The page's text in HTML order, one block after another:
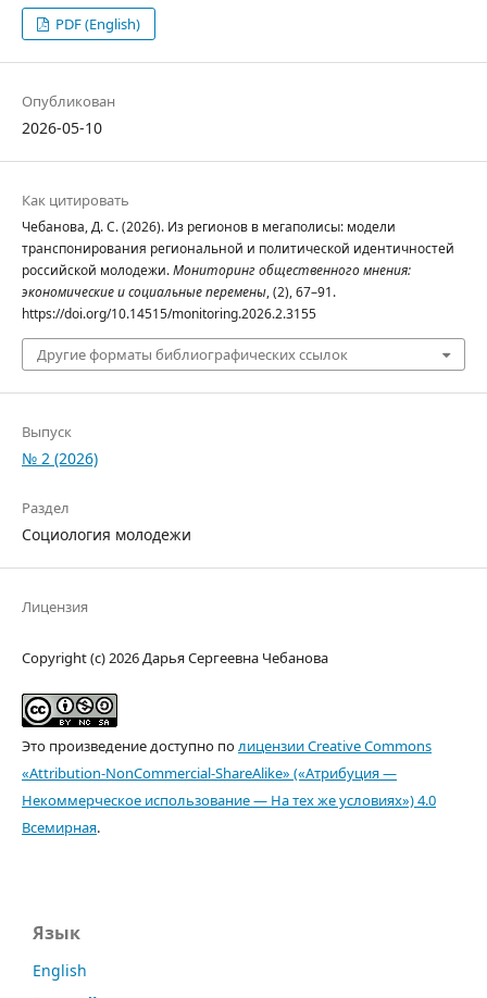
PDF (English)
Опубликован
2026-05-10
Как цитировать
Чебанова, Д. С. (2026). Из регионов в мегаполисы: модели
транспонирования региональной и политической идентичностей
российской молодежи.Мониторинг общественного мнения:
экономические и социальные перемены, (2), 67–91.
https://doi.org/10.14515/monitoring.2026.2.3155
Другие форматы библиографических ссылок
Выпуск
№ 2 (2026)
Раздел
Социология молодежи
Лицензия
Copyright (c) 2026 Дарья Сергеевна Чебанова
Это произведение доступно полицензии Creative Commons
«Attribution-NonCommercial-ShareAlike» («Атрибуция —
Некоммерческое использование — На тех же условиях») 4.0
Всемирная.
Язык
English